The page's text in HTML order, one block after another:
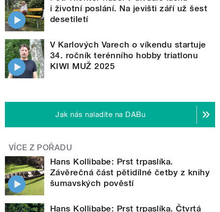
i životní poslání. Na jevišti září už šest
desetiletí
V Karlových Varech o víkendu startuje
34. ročník terénního hobby triatlonu
KIWI MUŽ 2025
Jak nás naladíte na DABu
VÍCE Z POŘADU
Hans Kollibabe: Prst trpaslíka.
Závěrečná část pětidílné četby z knihy
šumavských pověstí
Hans Kollibabe: Prst trpaslíka. Čtvrtá